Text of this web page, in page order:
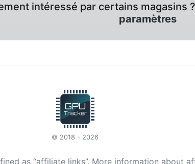
intéressé par certains magasins
paramètres
© 2018 - 2026
as “affiliate links”. More information about